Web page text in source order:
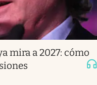
mira a 2027: cómo